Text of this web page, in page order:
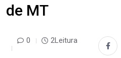
de MT
0 2Leitura